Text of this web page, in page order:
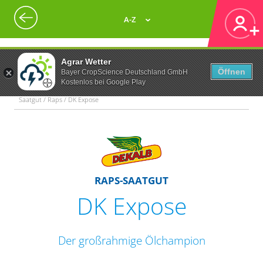
Agrar Wetter
Bayer CropScience Deutschland GmbH
Kostenlos bei Google Play
Öffnen
A-Z
Saatgut / Raps / DK Expose
RAPS-SAATGUT
DK Expose
Der großrahmige Ölchampion